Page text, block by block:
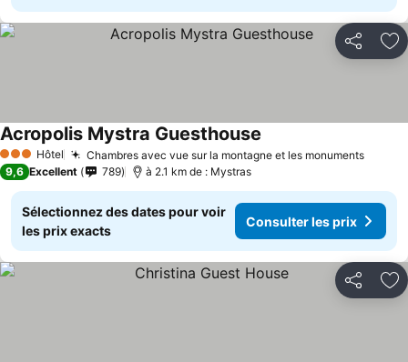
Partager
3 ÉtoilesHôtel Chambres avec vue sur la montagne et les monuments
Acropolis Mystra Guesthouse
9,6 Excellent 789 à 2.1 km de : Mystras
Sélectionnez des dates pour voir
les prix exacts
Consulter les prix
Partager